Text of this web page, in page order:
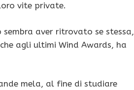
vite private.
aver ritrovato se stessa,
agli ultimi Wind Awards, ha
mela, al fine di studiare